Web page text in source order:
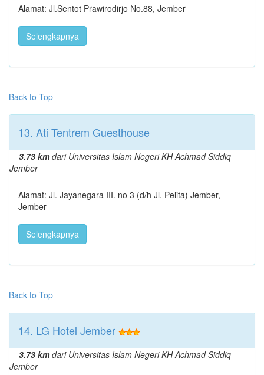
Alamat: Jl.Sentot Prawirodirjo No.88, Jember
Selengkapnya
Back to Top
13. Ati Tentrem Guesthouse
3.73 kmdari Universitas Islam Negeri KH Achmad Siddiq
Jember
Alamat: Jl. Jayanegara III. no 3 (d/h Jl. Pelita) Jember,
Jember
Selengkapnya
Back to Top
14. LG Hotel Jember
3.73 kmdari Universitas Islam Negeri KH Achmad Siddiq
Jember